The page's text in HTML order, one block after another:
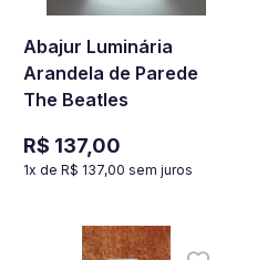
Abajur Luminária
Arandela de Parede
The Beatles
R$ 137,00
1x de R$ 137,00 sem juros